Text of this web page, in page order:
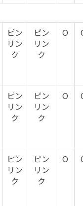
ピン
リン
ク
ピン
リン
ク
O
ピン
リン
ク
ピン
リン
ク
O
ピン
リン
ク
ピン
リン
ク
O